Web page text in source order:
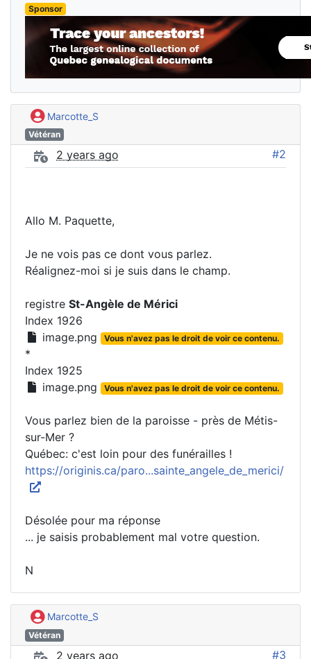
Sponsor
Marcotte_S
Vétéran
2 years ago #2
Allo M. Paquette,
Je ne vois pas ce dont vous parlez.
Réalignez-moi si je suis dans le champ.
registre St-Angèle de Mérici
Index 1926
image.png
Vous n'avez pas le droit de voir ce contenu.
*
Index 1925
image.png
Vous n'avez pas le droit de voir ce contenu.
Vous parlez bien de la paroisse - près de Métis-
sur-Mer ?
Québec: c'est loin pour des funérailles !
https://originis.ca/paro...sainte_angele_de_merici/
Désolée pour ma réponse
... je saisis probablement mal votre question.
N
Marcotte_S
Vétéran
2 years ago #3